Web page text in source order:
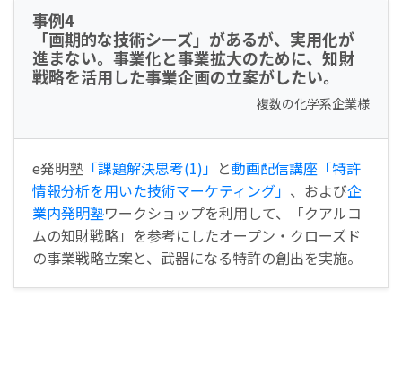
事例4
「画期的な技術シーズ」があるが、実用化が
進まない。事業化と事業拡大のために、知財
戦略を活用した事業企画の立案がしたい。
複数の化学系企業様
e発明塾 「課題解決思考(1)」 と動画配信講座「特許
情報分析を用いた技術マーケティング」 、および企
業内発明塾ワークショップを利用して、「クアルコ
ムの知財戦略」を参考にしたオープン・クローズド
の事業戦略立案と、武器になる特許の創出を実施。